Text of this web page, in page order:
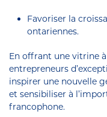
Favoriser la
ontariennes.
En offrant une vitrine
entrepreneurs
inspirer une nouvelle
et sensibiliser à
francophone.